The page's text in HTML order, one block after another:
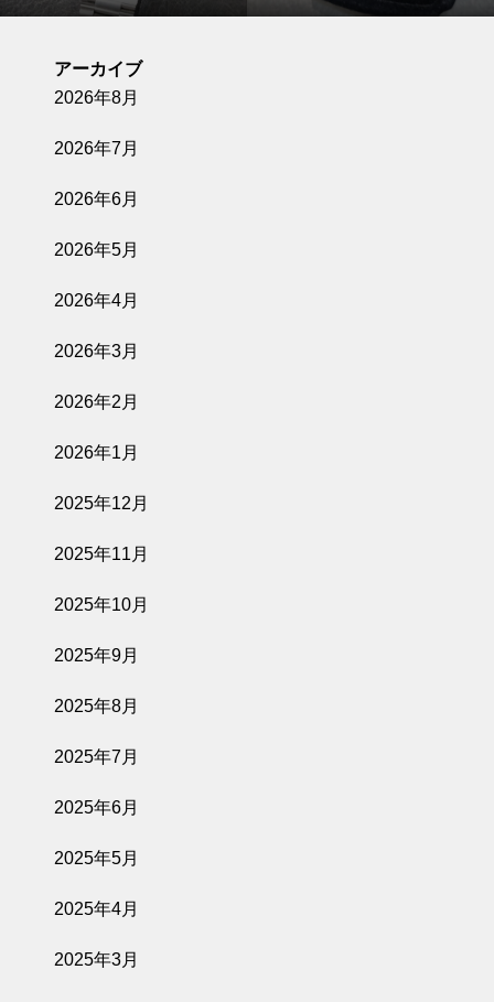
アーカイブ
2026年8月
2026年7月
2026年6月
2026年5月
2026年4月
2026年3月
2026年2月
2026年1月
2025年12月
2025年11月
2025年10月
2025年9月
2025年8月
2025年7月
2025年6月
2025年5月
2025年4月
2025年3月